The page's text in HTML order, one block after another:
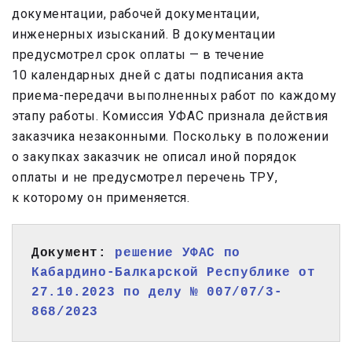
документации, рабочей документации,
инженерных изысканий. В документации
предусмотрел срок оплаты — в течение
10 календарных дней с даты подписания акта
приема-передачи выполненных работ по каждому
этапу работы. Комиссия УФАС признала действия
заказчика незаконными. Поскольку в положении
о закупках заказчик не описал иной порядок
оплаты и не предусмотрел перечень ТРУ,
к которому он применяется.
Документ: решение УФАС по
Кабардино-Балкарской Республике от
27.10.2023 по делу № 007/07/3-
868/2023